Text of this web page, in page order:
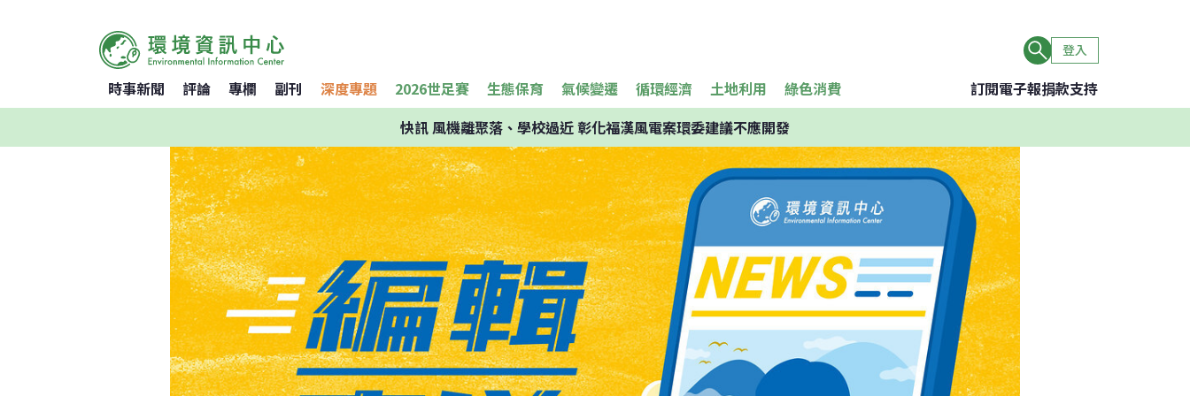
登入
時事新聞 評論 專欄 副刊 深度專題 2026世足賽 生態保育 氣候變遷 循環經濟 土地利用 綠色消費 訂閱電子報捐款支持
快訊風機離聚落、學校過近 彰化福漢風電案環委建議不應開發